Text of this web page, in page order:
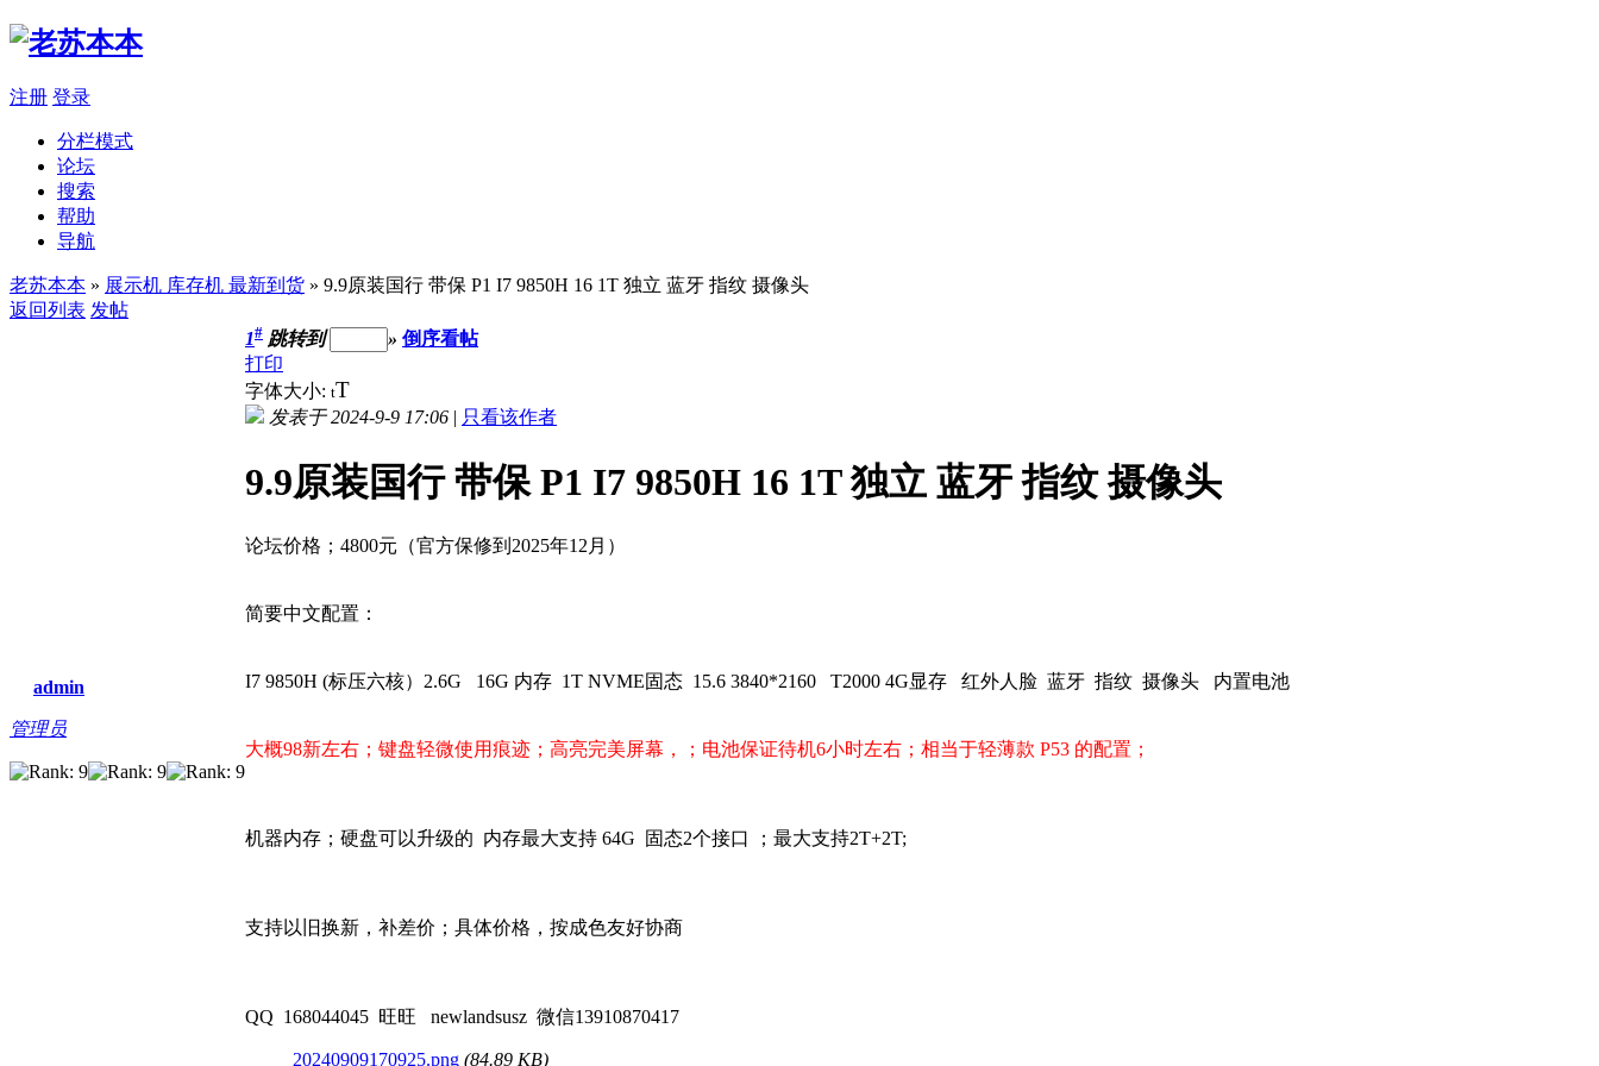
注册 登录
分栏模式
论坛
搜索
帮助
导航
老苏本本 » 展示机 库存机 最新到货 » 9.9原装国行 带保 P1 I7 9850H 16 1T 独立 蓝牙 指纹 摄像头
返回列表 发帖
admin
管理员
1# 跳转到 » 倒序看帖
打印
字体大小: tT
发表于 2024-9-9 17:06 | 只看该作者
9.9原装国行 带保 P1 I7 9850H 16 1T 独立 蓝牙 指纹 摄像头
论坛价格；4800元（官方保修到2025年12月）
简要中文配置：
I7 9850H (标压六核）2.6G 16G 内存 1T NVME固态 15.6 3840*2160 T2000 4G显存 红外人脸 蓝牙 指纹 摄像头 内置电池
大概98新左右；键盘轻微使用痕迹；高亮完美屏幕，；电池保证待机6小时左右；相当于轻薄款 P53 的配置；
机器内存；硬盘可以升级的 内存最大支持 64G 固态2个接口 ；最大支持2T+2T;
支持以旧换新，补差价；具体价格，按成色友好协商
QQ 168044045 旺旺 newlandsusz 微信13910870417
20240909170925.png (84.89 KB)